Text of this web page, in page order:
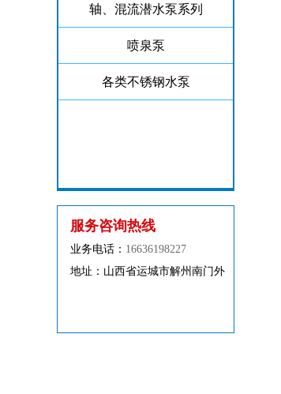
轴、混流潜水泵系列
喷泉泵
各类不锈钢水泵
服务咨询热线
业务电话： 16636198227
地址：山西省运城市解州南门外